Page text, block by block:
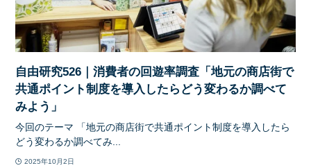
自由研究526｜消費者の回遊率調査「地元の商店街で
共通ポイント制度を導入したらどう変わるか調べて
みよう」
今回のテーマ 「地元の商店街で共通ポイント制度を導入したら
どう変わるか調べてみ...
2025年10月2日